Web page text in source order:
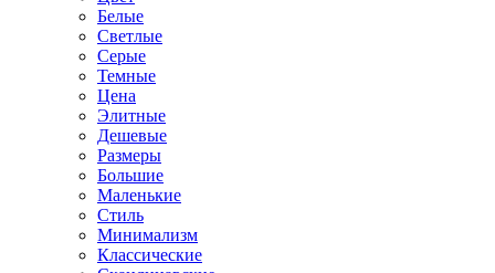
Белые
Светлые
Серые
Темные
Цена
Элитные
Дешевые
Размеры
Большие
Маленькие
Стиль
Минимализм
Классические